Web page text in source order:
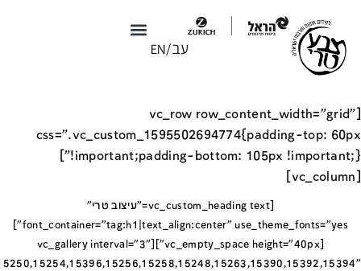
[vc_row row_content_width="grid"
css=".vc_custom_1595502694774{padding-top: 60px
!important;padding-bottom: 105px !important;}"]
[vc_custom_heading text="עיצוב טרי"
font_container="tag:h1|text_align:center" use_theme_fonts="yes"]
[vc_empty_space height="40px"][vc_gallery interval="3"